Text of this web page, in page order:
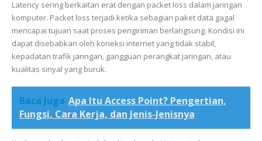
Latency sering berkaitan erat dengan packet loss dalam jaringan
komputer. Packet loss terjadi ketika sebagian paket data gagal
mencapai tujuan saat proses pengiriman berlangsung. Kondisi ini
dapat disebabkan oleh koneksi internet yang tidak stabil,
kepadatan trafik jaringan, gangguan perangkat jaringan, atau
kualitas sinyal yang buruk.
Baca Juga Apa Itu Access Point? Pengertian,
Fungsi, Cara Kerja, dan Jenis-Jenisnya